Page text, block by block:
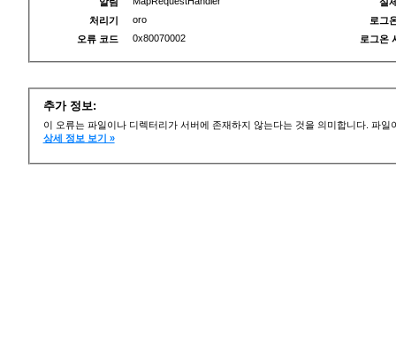
처리기
oro
오류 코드
0x80070002
로그
로그온
추가 정보:
이 오류는 파일이나 디렉터리가 서버에 존재하지 않는다는 것을 의미합니다. 파
상세 정보 보기 »